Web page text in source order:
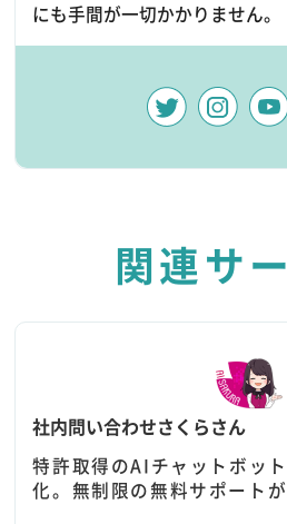
にも手間が一切かかりません。
関連サ
社内問い合わせさくらさん
特許取得のAIチャットボッ
化。無制限の無料サポート